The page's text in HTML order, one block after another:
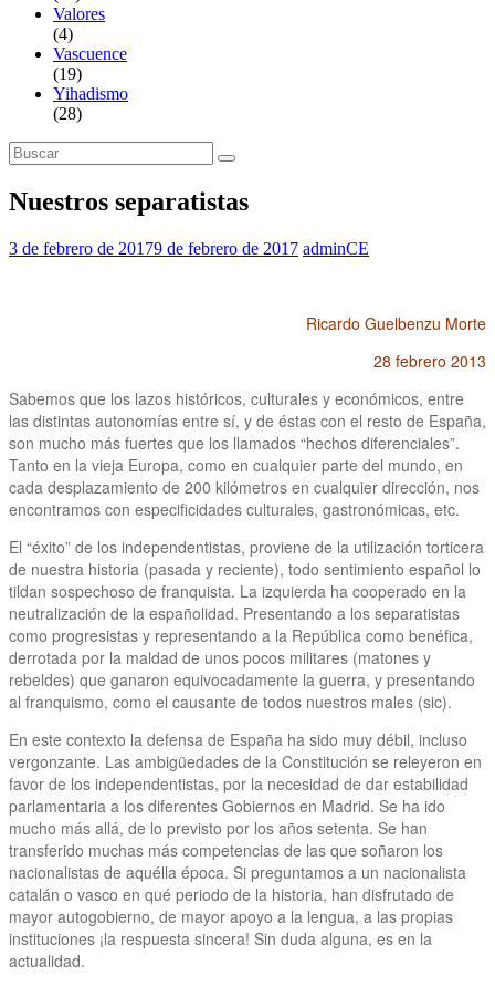
Valores
(4)
Vascuence
(19)
Yihadismo
(28)
Search
for:
Nuestros separatistas
3 de febrero de 20179 de febrero de 2017 adminCE
Ricardo Guelbenzu Morte
28 febrero 2013
Sabemos que los lazos históricos, culturales y económicos, entre
las distintas autonomías entre sí, y de éstas con el resto de España,
son mucho más fuertes que los llamados “hechos diferenciales”.
Tanto en la vieja Europa, como en cualquier parte del mundo, en
cada desplazamiento de 200 kilómetros en cualquier dirección, nos
encontramos con especificidades culturales, gastronómicas, etc.
El “éxito” de los independentistas, proviene de la utilización torticera
de nuestra historia (pasada y reciente), todo sentimiento español lo
tildan sospechoso de franquista. La izquierda ha cooperado en la
neutralización de la españolidad. Presentando a los separatistas
como progresistas y representando a la República como benéfica,
derrotada por la maldad de unos pocos militares (matones y
rebeldes) que ganaron equivocadamente la guerra, y presentando
al franquismo, como el causante de todos nuestros males (sic).
En este contexto la defensa de España ha sido muy débil, incluso
vergonzante. Las ambigüedades de la Constitución se releyeron en
favor de los independentistas, por la necesidad de dar estabilidad
parlamentaria a los diferentes Gobiernos en Madrid. Se ha ido
mucho más allá, de lo previsto por los años setenta. Se han
transferido muchas más competencias de las que soñaron los
nacionalistas de aquélla época. Si preguntamos a un nacionalista
catalán o vasco en qué periodo de la historia, han disfrutado de
mayor autogobierno, de mayor apoyo a la lengua, a las propias
instituciones ¡la respuesta sincera! Sin duda alguna, es en la
actualidad.